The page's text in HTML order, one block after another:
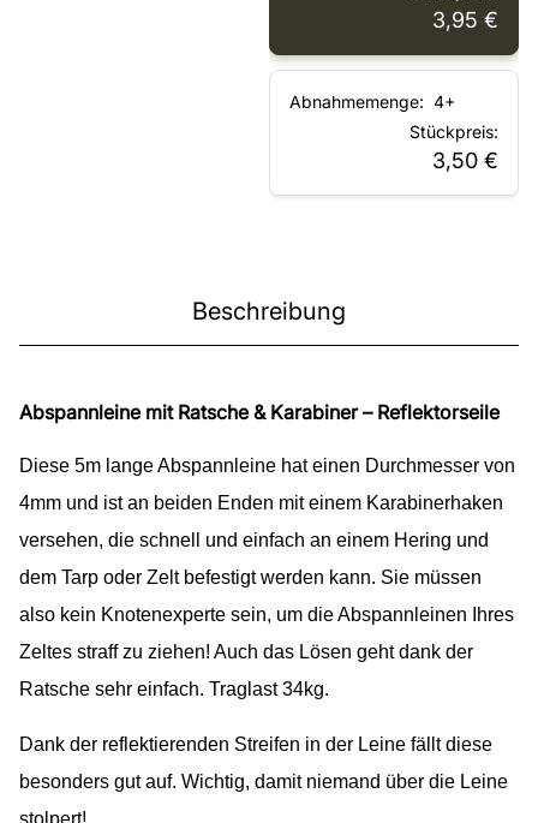
3,95 €
4+
3,50 €
Beschreibung
Abspannleine mit Ratsche & Karabiner – Reflektorseile
Diese 5m lange Abspannleine hat einen Durchmesser von
4mm und ist an beiden Enden mit einem Karabinerhaken
versehen, die schnell und einfach an einem Hering und
dem Tarp oder Zelt befestigt werden kann. Sie müssen
also kein Knotenexperte sein, um die Abspannleinen Ihres
Zeltes straff zu ziehen! Auch das Lösen geht dank der
Ratsche sehr einfach. Traglast 34kg.
Dank der reflektierenden Streifen in der Leine fällt diese
besonders gut auf. Wichtig, damit niemand über die Leine
stolpert!